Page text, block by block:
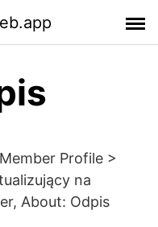
Profile >
na
About: Odpis